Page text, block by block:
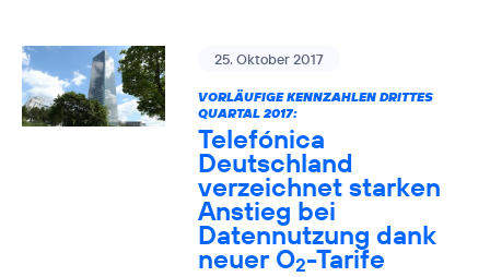
25. Oktober 2017
VORLÄUFIGE KENNZAHLEN DRITTES
QUARTAL 2017:
Telefónica
Deutschland
verzeichnet starken
Anstieg bei
Datennutzung dank
neuer O2-Tarife